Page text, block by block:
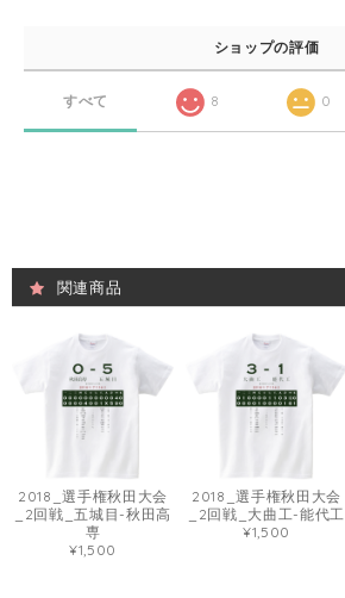
ショップの評価
すべて 8 0
関連商品
2018_選手権秋田大会
_2回戦_五城目-秋田高
専
¥1,500
2018_選手権秋田大会
_2回戦_大曲工-能代工
¥1,500